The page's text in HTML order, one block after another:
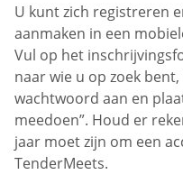
U kunt zich registreren
aanmaken in een
Vul op het
naar wie u op zoek
wachtwoord aan en
meedoen”. Houd er
jaar moet zijn om een
TenderMeets.